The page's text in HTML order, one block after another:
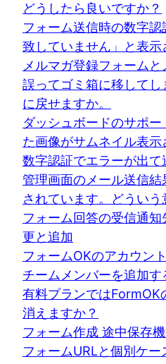
どうしたら良いですか？
フォーム送信時の数字
致していません」と表示
メルマガ登録フォーム
誤ってゴミ箱に移して
に戻せますか。
ダッシュボードのサポ
た画像がサムネイル表示
数字認証でエラーが出
管理画面のメール送信
されています。どういう
フォーム回答の受信通
更と追加
フォームOKのアカウン
チームメンバーを追加す
有料プランではFormOK
消えますか？
フォーム作成 途中保存
フォームURLと個別ケー